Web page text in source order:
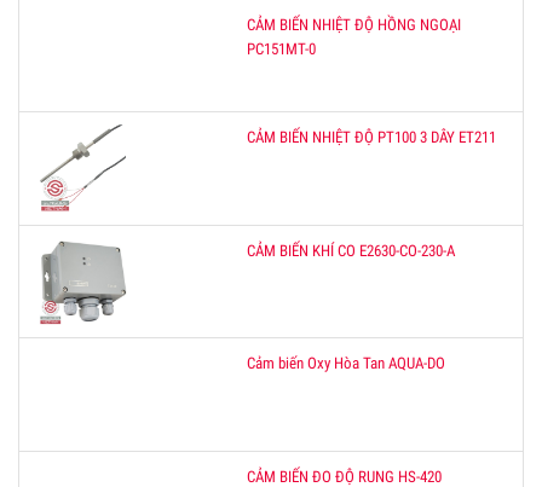
CẢM BIẾN NHIỆT ĐỘ HỒNG NGOẠI
PC151MT-0
CẢM BIẾN NHIỆT ĐỘ PT100 3 DÂY ET211
CẢM BIẾN KHÍ CO E2630-CO-230-A
Cảm biến Oxy Hòa Tan AQUA-DO
CẢM BIẾN ĐO ĐỘ RUNG HS-420